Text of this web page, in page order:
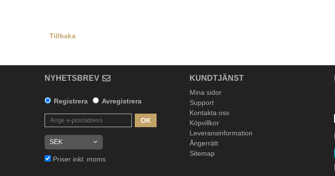
Tillbaka
NYHETSBREV
Registrera Avregistrera
OK
Priser inkl. moms
KUNDTJÄNST
Mina sidor
Support
Kontakta oss
Köpvillkor
Leveransinformation
Ångerrätt
Sitemap